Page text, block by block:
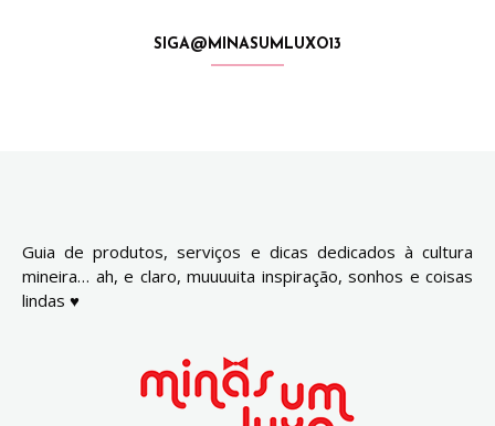
SIGA@MINASUMLUXO13
Guia de produtos, serviços e dicas dedicados à cultura
mineira… ah, e claro, muuuuita inspiração, sonhos e coisas
lindas ♥